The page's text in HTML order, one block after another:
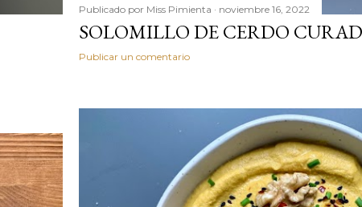
Publicado por Miss Pimienta noviembre 16, 2022
SOLOMILLO DE CERDO
Publicar un comentario